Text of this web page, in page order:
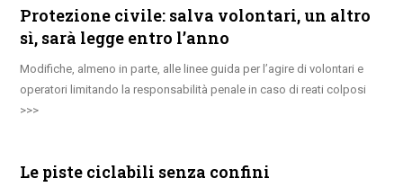
Protezione civile: salva volontari, un altro
sì, sarà legge entro l’anno
Modifiche, almeno in parte, alle linee guida per l’agire di volontari e
operatori limitando la responsabilità penale in caso di reati colposi
Le piste ciclabili senza confini